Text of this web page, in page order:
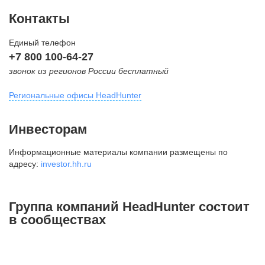
Контакты
Единый телефон
+7 800 100-64-27
звонок из регионов России бесплатный
Региональные офисы HeadHunter
внутригородская территория
Муниципальный округ Тверской,
2-я Брестская ул., д. 48,
+7 495 980-64-27
Инвесторам
Информационные материалы компании размещены по
адресу: investor.hh.ru
Группа компаний HeadHunter состоит
в сообществах